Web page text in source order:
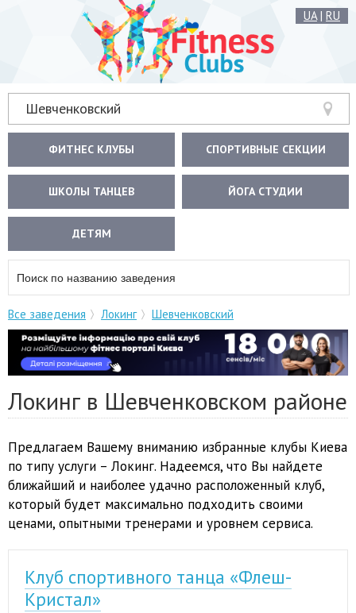
UA| RU
Шевченковский
ФИТНЕС КЛУБЫ СПОРТИВНЫЕ СЕКЦИИ
ШКОЛЫ ТАНЦЕВ ЙОГА СТУДИИ
ДЕТЯМ
Все заведения Локинг Шевченковский
Локинг в Шевченковском районе
Предлагаем Вашему вниманию избранные клубы Киева
по типу услуги – Локинг. Надеемся, что Вы найдете
ближайший и наиболее удачно расположенный клуб,
который будет максимально подходить своими
ценами, опытными тренерами и уровнем сервиса.
Клуб спортивного танца «Флеш-
Кристал»